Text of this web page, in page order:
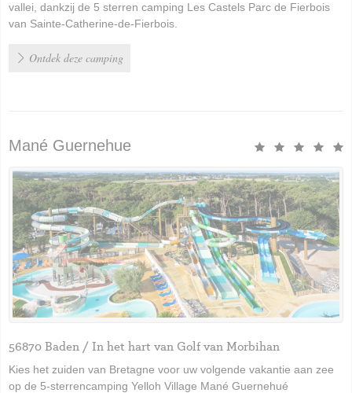
vallei, dankzij de 5 sterren camping Les Castels Parc de Fierbois
van Sainte-Catherine-de-Fierbois.
Ontdek deze camping
Mané Guernehue
56870 Baden / In het hart van Golf van Morbihan
Kies het zuiden van Bretagne voor uw volgende vakantie aan zee
op de 5-sterrencamping Yelloh Village Mané Guernehué